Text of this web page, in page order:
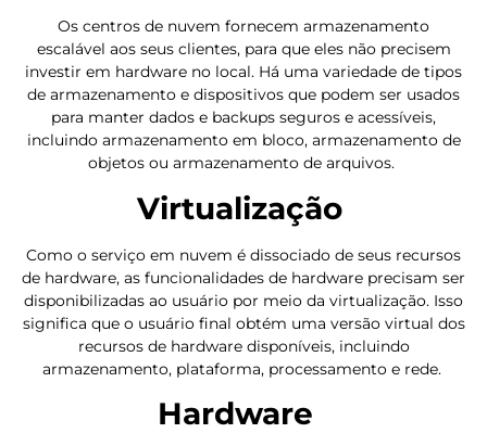
Os centros de nuvem fornecem armazenamento
escalável aos seus clientes, para que eles não precisem
investir em hardware no local. Há uma variedade de tipos
de armazenamento e dispositivos que podem ser usados
para manter dados e backups seguros e acessíveis,
incluindo armazenamento em bloco, armazenamento de
objetos ou armazenamento de arquivos.
Virtualização
Como o serviço em nuvem é dissociado de seus recursos
de hardware, as funcionalidades de hardware precisam ser
disponibilizadas ao usuário por meio da virtualização. Isso
significa que o usuário final obtém uma versão virtual dos
recursos de hardware disponíveis, incluindo
armazenamento, plataforma, processamento e rede.
Hardware